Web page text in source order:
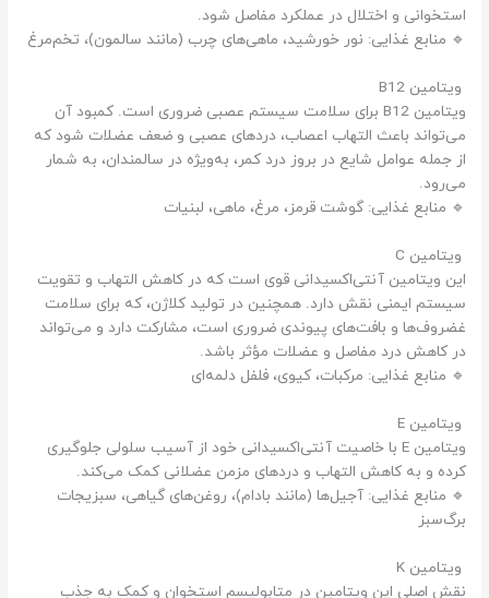
استخوانی و اختلال در عملکرد مفاصل شود.
🔹 منابع غذایی: نور خورشید، ماهی‌های چرب (مانند سالمون)، تخم‌مرغ
ویتامین B12
ویتامین B12 برای سلامت سیستم عصبی ضروری است. کمبود آن
می‌تواند باعث التهاب اعصاب، دردهای عصبی و ضعف عضلات شود که
از جمله عوامل شایع در بروز درد کمر، به‌ویژه در سالمندان، به شمار
می‌رود.
🔹 منابع غذایی: گوشت قرمز، مرغ، ماهی، لبنیات
ویتامین C
این ویتامین آنتی‌اکسیدانی قوی است که در کاهش التهاب و تقویت
سیستم ایمنی نقش دارد. همچنین در تولید کلاژن، که برای سلامت
غضروف‌ها و بافت‌های پیوندی ضروری است، مشارکت دارد و می‌تواند
در کاهش درد مفاصل و عضلات مؤثر باشد.
🔹 منابع غذایی: مرکبات، کیوی، فلفل دلمه‌ای
ویتامین E
ویتامین E با خاصیت آنتی‌اکسیدانی خود از آسیب سلولی جلوگیری
کرده و به کاهش التهاب و دردهای مزمن عضلانی کمک می‌کند.
🔹 منابع غذایی: آجیل‌ها (مانند بادام)، روغن‌های گیاهی، سبزیجات
برگ‌سبز
ویتامین K
نقش اصلی این ویتامین در متابولیسم استخوان و کمک به جذب